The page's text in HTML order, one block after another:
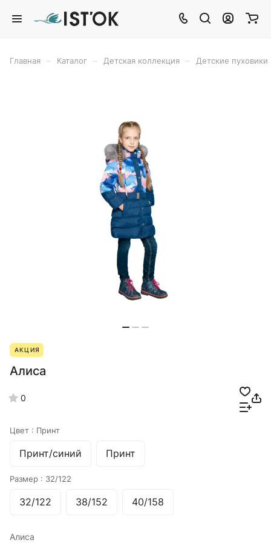
Главная Каталог Детская коллекция Детские пуховики
АКЦИЯ
Алиса
0
Цвет : Принт
Принт/синий Принт
Размер : 32/122
32/122 38/152 40/158
Алиса